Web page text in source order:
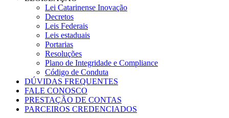
Lei Catarinense Inovação
Decretos
Leis Federais
Leis estaduais
Portarias
Resoluções
Plano de Integridade e Compliance
Código de Conduta
DÚVIDAS FREQUENTES
FALE CONOSCO
PRESTAÇÃO DE CONTAS
PARCEIROS CREDENCIADOS